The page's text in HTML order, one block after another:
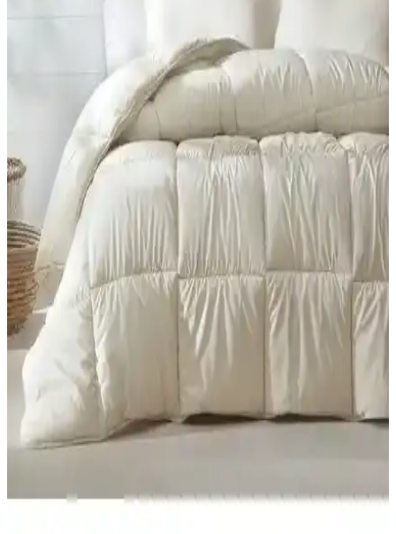
Yataş Mix&match Thalia ile Macaron Wellsoft Tek
Kişilik Yorgan Dolgu ve Kumaş Özellikleri
Bu karşılaştırma, Yataş Mix&match Thalia Tek Kişilik Yorgan
(Mürdüm) ile Macaron Wellsoft Tek Kişilik Yorgan (Krem) için
dolgu, gramaj, kumaş ve boyut gibi özellikleri karşılaştırır; kullanıcı
yorumları Konfor ve bakım deneyimlerini öne çıkarır.
Formeya Lüx Çocuk ve Tek Kişilik Yorganları
Karşılaştırması ve Kullanıcı Yorumları
İki farklı Formeya Lüx yorganını detaylı karşılaştırıyoruz. Ölçüler,
malzeme, kullanım özellikleri ve kullanıcı yorumlarıyla ürünlerin
performansını analiz ediyoruz.
Yataş Dacron Aerelle Blue ve Climarelle Yorgan
Karşılaştırması 4 Mevsim Kullanım ve Kalite
Özellikleri
İki farklı Yataş yorganını karşılaştırıyoruz. Malzeme, kullanım,
yıkama ve kullanıcı geri bildirimleri detaylı incelenerek, performans
ve dayanıklılık açısından değerlendirilmiştir.
GOLDRİSE Melissa ve Teksnil Home Çift Kişilik
Welsoft Yorgan Karşılaştırması
seçimi yapmanıza yardımcı oluyor.